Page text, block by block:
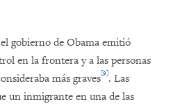
gobierno de Obama emitió
en la frontera y a las personas
más graves[9]. Las
un inmigrante en una de las